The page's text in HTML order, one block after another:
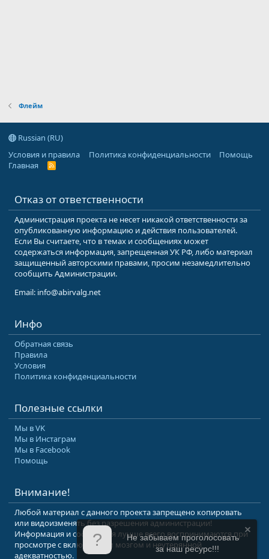
Флейм
Russian (RU)
Условия и правила
Политика конфиденциальности
Помощь
Главная
R
Отказ от ответственности
Администрация проекта не несет никакой ответственности за
опубликованную информацию и действия пользователей.
Если Вы считаете, что в темах и сообщениях может
содержаться информация, запрещенная УК РФ, либо материал
защищенный авторскими правами, просим незамедлительно
сообщить Администрации.
Email: info@abirvalg.net
Инфо
Обратная связь
Правила
Условия
Политика конфиденциальности
Полезные ссылки
Мы в VK
Мы в Инстаграм
Мы в Facebook
Помощь
Внимание!
Любой материал с данного проекта запрещено копировать
или видоизменять без разрешения администрации!
Информация и сообщения лучше всего воспринимаются при
просмотре с включенным мозгом и неутерянной
адекватностью.
Не забываем проголосовать
за наш ресурс!!!